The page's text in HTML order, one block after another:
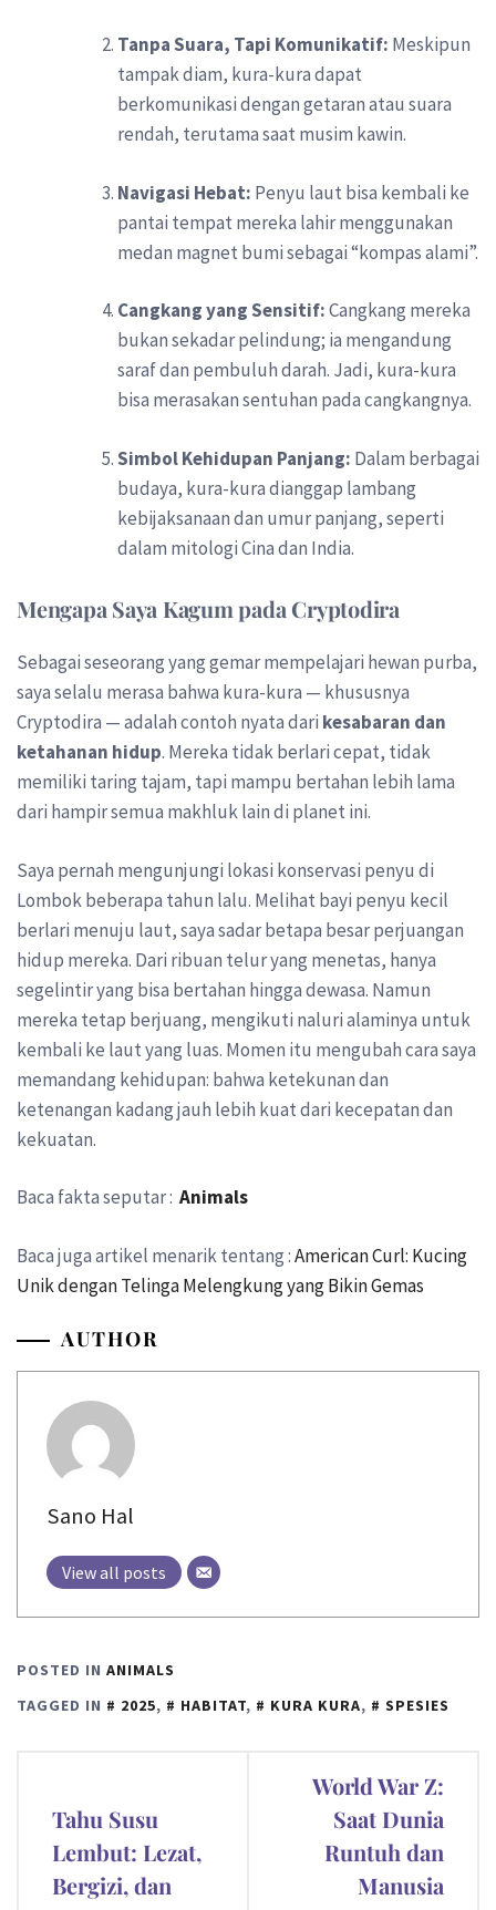
Tanpa Suara, Tapi Komunikatif: Meskipun
tampak diam, kura-kura dapat
berkomunikasi dengan getaran atau suara
rendah, terutama saat musim kawin.
Navigasi Hebat: Penyu laut bisa kembali ke
pantai tempat mereka lahir menggunakan
medan magnet bumi sebagai “kompas alami”.
Cangkang yang Sensitif:Cangkang mereka
bukan sekadar pelindung; ia mengandung
saraf dan pembuluh darah. Jadi, kura-kura
bisa merasakan sentuhan pada cangkangnya.
Simbol Kehidupan Panjang: Dalam berbagai
budaya, kura-kura dianggap lambang
kebijaksanaan dan umur panjang, seperti
dalam mitologi Cina dan India.
Mengapa Saya Kagum pada Cryptodira
Sebagai seseorang yang gemar mempelajari hewan purba,
saya selalu merasa bahwa kura-kura — khususnya
Cryptodira — adalah contoh nyata dari kesabaran dan
ketahanan hidup. Mereka tidak berlari cepat, tidak
memiliki taring tajam, tapi mampu bertahan lebih lama
dari hampir semua makhluk lain di planet ini.
Saya pernah mengunjungi lokasi konservasi penyu di
Lombok beberapa tahun lalu. Melihat bayi penyu kecil
berlari menuju laut, saya sadar betapa besar perjuangan
hidup mereka. Dari ribuan telur yang menetas, hanya
segelintir yang bisa bertahan hingga dewasa. Namun
mereka tetap berjuang, mengikuti naluri alaminya untuk
kembali ke laut yang luas. Momen itu mengubah cara saya
memandang kehidupan: bahwa ketekunan dan
ketenangan kadang jauh lebih kuat dari kecepatan dan
kekuatan.
Baca fakta seputar : Animals
Baca juga artikel menarik tentang :American Curl: Kucing
Unik dengan Telinga Melengkung yang Bikin Gemas
AUTHOR
Sano Hal
View all posts
POSTED IN ANIMALS
TAGGED IN
2025, HABITAT, KURA KURA, SPESIES
navigation
Tahu Susu
Lembut: Lezat,
Bergizi, dan
World War Z:
Saat Dunia
Runtuh dan
Manusia